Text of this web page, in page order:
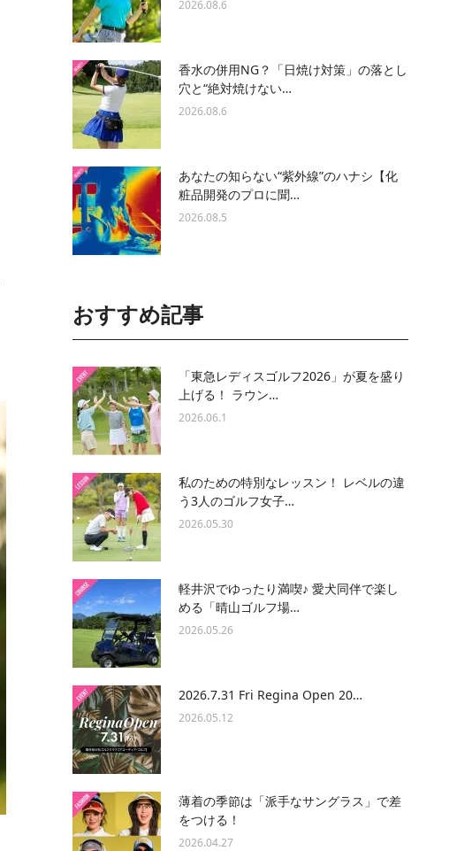
2026.08.6
香水の併用NG？「日焼け対策」の落とし
穴と“絶対焼けない…
2026.08.6
あなたの知らない“紫外線”のハナシ【化
粧品開発のプロに聞…
2026.08.5
おすすめ記事
「東急レディスゴルフ2026」が夏を盛り
上げる！ ラウン…
2026.06.1
私のための特別なレッスン！ レベルの違
う3人のゴルフ女子…
2026.05.30
軽井沢でゆったり満喫♪ 愛犬同伴で楽し
める「晴山ゴルフ場…
2026.05.26
2026.7.31 Fri Regina Open 20…
2026.05.12
薄着の季節は「派手なサングラス」で差
をつける！
2026.04.27